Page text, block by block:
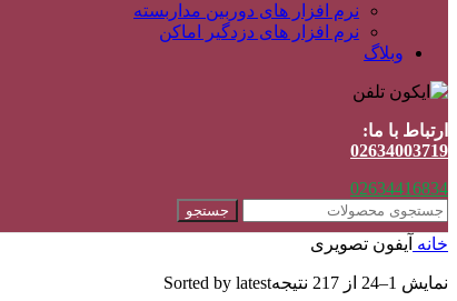
نرم افزار های دوربین مداربسته
نرم افزار های دزدگیر اماکن
وبلاگ
ارتباط با ما:
02634003719
02634416834
جستجو
خانه آیفون تصویری
نمایش 1–24 از 217 نتیجه Sorted by latest